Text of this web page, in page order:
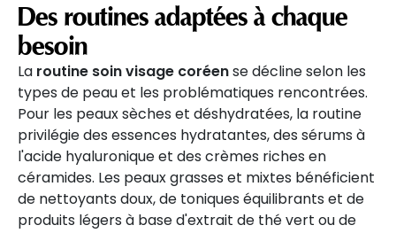
Des routines adaptées à chaque
besoin
La routine soin visage coréense décline selon les
types de peau et les problématiques rencontrées.
Pour les peaux sèches et déshydratées, la routine
privilégie des essences hydratantes, des sérums à
l'acide hyaluronique et des crèmes riches en
céramides. Les peaux grasses et mixtes bénéficient
de nettoyants doux, de toniques équilibrants et de
produits légers à base d'extrait de thé vert ou de